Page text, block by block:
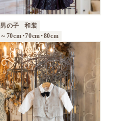
男の子
和装
～70cm・70cm・80cm